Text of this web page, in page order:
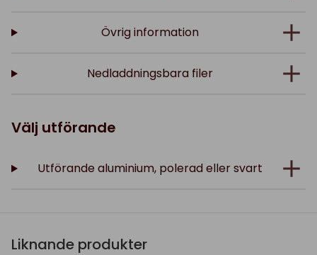
Övrig information
Nedladdningsbara filer
Välj utförande
Utförande aluminium, polerad eller svart
Liknande produkter